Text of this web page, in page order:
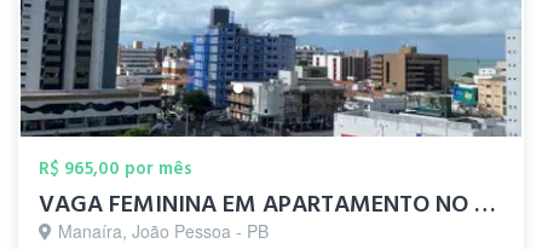
R$ 965,00 por mês
VAGA FEMININA EM APARTAMENTO NO BAIRRO D...
Manaíra, João Pessoa - PB